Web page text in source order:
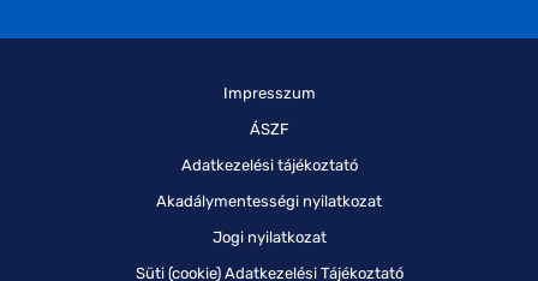
Impresszum
ÁSZF
Adatkezelési tájékoztató
Akadálymentességi nyilatkozat
Jogi nyilatkozat
Süti (cookie) Adatkezelési Tájékoztató